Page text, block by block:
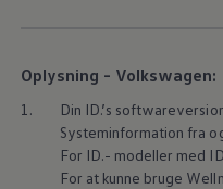
Oplysning - Volkswagen:
1.
Din ID.’s
Systeminformation fra
For ID.- modeller med
For at kunne bruge